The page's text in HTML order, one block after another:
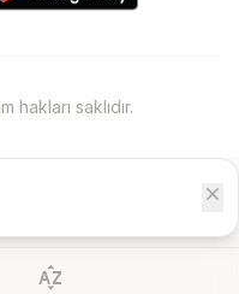
saklıdır.
close
sort_by_alpha